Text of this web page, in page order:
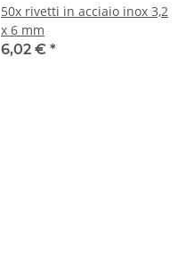
50x rivetti in acciaio inox 3,2
x 6 mm
6,02 € *